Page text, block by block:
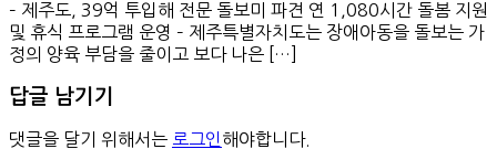
– 제주도, 39억 투입해 전문 돌보미 파견 연 1,080시간 돌봄 지원
및 휴식 프로그램 운영 – 제주특별자치도는 장애아동을 돌보는 가
정의 양육 부담을 줄이고 보다 나은 […]
답글 남기기
댓글을 달기 위해서는 로그인 해야합니다.